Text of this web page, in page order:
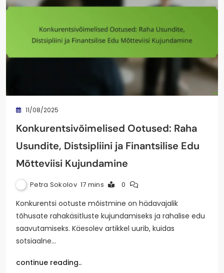
11/08/2025
Konkurentsivõimelised Ootused: Raha
Usundite, Distsipliini ja Finantsilise Edu
Mõtteviisi Kujundamine
Petra Sokolov 17 mins 0
Konkurentsi ootuste mõistmine on hädavajalik
tõhusate rahakäsitluste kujundamiseks ja rahalise edu
saavutamiseks. Käesolev artikkel uurib, kuidas
sotsiaalne…
continue reading..